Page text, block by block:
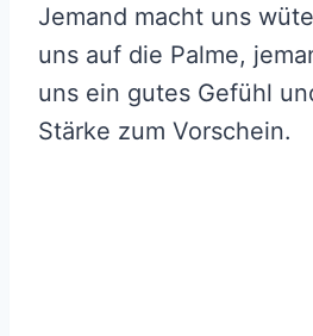
Jemand macht uns
uns auf die Palme,
uns ein gutes Gefühl
Stärke zum Vorschein.